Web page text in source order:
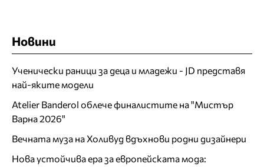
Новини
Ученически раници за деца и младежи - JD представя
най-яките модели
Atelier Banderol облече финалистите на "Мистър
Варна 2026"
Вечната муза на Холивуд вдъхнови родни дизайнери
Нова устойчива ера за европейската мода: